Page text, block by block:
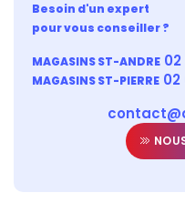
Besoin d'un expert
pour vous conseiller ?
MAGASINS ST-ANDRE 02
MAGASINS ST-PIERRE 02